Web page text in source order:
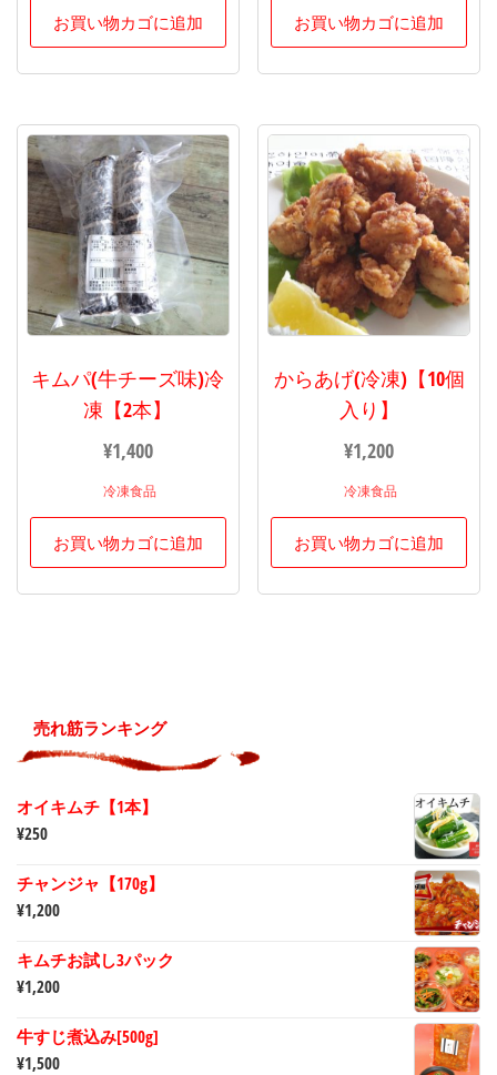
お買い物カゴに追加 お買い物カゴに追加
キムパ(牛チーズ味)冷
凍【2本】
¥1,400
冷凍食品
お買い物カゴに追加
からあげ(冷凍)【10個
入り】
¥1,200
冷凍食品
お買い物カゴに追加
売れ筋ランキング
オイキムチ【1本】
¥250
チャンジャ【170g】
¥1,200
キムチお試し3パック
¥1,200
牛すじ煮込み[500g]
¥1,500